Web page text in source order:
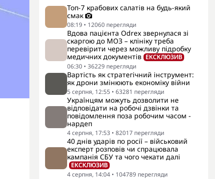
Топ-7 крабових салатів на будь-який
смак
08:19 • 12060 перегляди
Вдова пацієнта Odrex звернулася зі
скаргою до МОЗ – клініку треба
перевірити через можливу підробку
медичних документів ЕКСКЛЮЗИВ
06:30 • 36229 перегляди
Вартість як стратегічний інструмент:
як дрони змінюють економіку війни
5 серпня, 12:55 • 63281 перегляди
Українцям можуть дозволити не
відповідати на робочі дзвінки та
повідомлення поза робочим часом -
нардеп
4 серпня, 17:53 • 82017 перегляди
40 днів ударів по росії – військовий
експерт розповів чи спрацювала
кампанія СБУ та чого чекати далі
ЕКСКЛЮЗИВ
4 серпня, 14:04 • 104789 перегляди